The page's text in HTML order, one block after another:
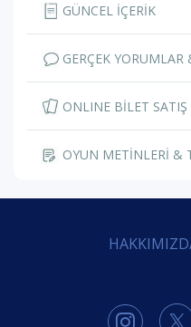
GÜNCEL İÇERİK
GERÇEK
ONLINE BİLET SATIŞ
OYUN METİNLERİ &